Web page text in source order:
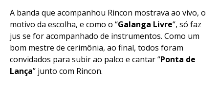
A banda que acompanhou Rincon mostrava ao vivo, o
motivo da escolha, e como o “Galanga Livre“, só faz
jus se for acompanhado de instrumentos. Como um
bom mestre de cerimônia, ao final, todos foram
convidados para subir ao palco e cantar “Ponta de
Lança” junto com Rincon.